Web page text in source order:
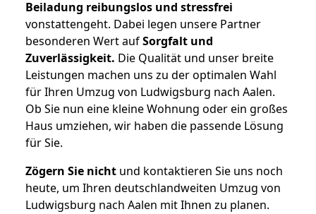
Beiladung reibungslos und stressfrei
vonstattengeht. Dabei legen unsere Partner
besonderen Wert aufSorgfalt und
Zuverlässigkeit. Die Qualität und unser breite
Leistungen machen uns zu der optimalen Wahl
für Ihren Umzug von Ludwigsburg nach Aalen.
Ob Sie nun eine kleine Wohnung oder ein großes
Haus umziehen, wir haben die passende Lösung
für Sie.
Zögern Sie nicht und kontaktieren Sie uns noch
heute, um Ihren deutschlandweiten Umzug von
Ludwigsburg nach Aalen mit Ihnen zu planen.